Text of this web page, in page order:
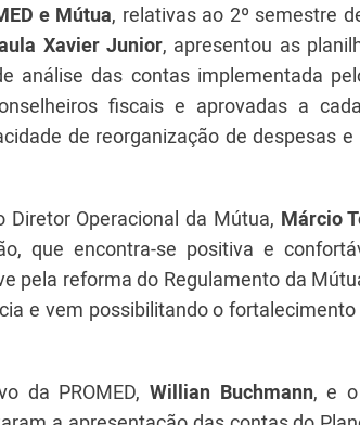
e Mútua, relativas ao 2º semestre
Xavier Junior, apresentou as
análise das contas implementada
fiscais e aprovadas a
de reorganização de despesas e
Diretor Operacional da Mútua, Márcio
que encontra-se positiva e
pela reforma do Regulamento da
e vem possibilitando o
da PROMED, Willian Buchmann, e o